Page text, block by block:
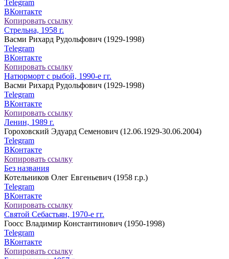
Telegram
ВКонтакте
Копировать ссылку
Стрельна, 1958 г.
Васми Рихард Рудольфович (1929-1998)
Telegram
ВКонтакте
Копировать ссылку
Натюрморт с рыбой, 1990-е гг.
Васми Рихард Рудольфович (1929-1998)
Telegram
ВКонтакте
Копировать ссылку
Ленин, 1989 г.
Гороховский Эдуард Семенович (12.06.1929-30.06.2004)
Telegram
ВКонтакте
Копировать ссылку
Без названия
Котельников Олег Евгеньевич (1958 г.р.)
Telegram
ВКонтакте
Копировать ссылку
Святой Себастьян, 1970-е гг.
Гоосс Владимир Константинович (1950-1998)
Telegram
ВКонтакте
Копировать ссылку